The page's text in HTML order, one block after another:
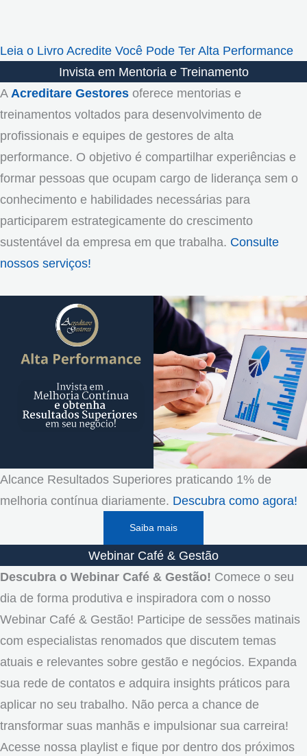
Leia o Livro Acredite Você Pode Ter Alta Performance
Invista em Mentoria e Treinamento
A Acreditare Gestores oferece mentorias e
treinamentos voltados para desenvolvimento de
profissionais e equipes de gestores de alta
performance. O objetivo é compartilhar experiências e
formar pessoas que ocupam cargo de liderança sem o
conhecimento e habilidades necessárias para
participarem estrategicamente do crescimento
sustentável da empresa em que trabalha. Consulte
nossos serviços!
Alcance Resultados Superiores praticando 1% de
melhoria contínua diariamente. Descubra como agora!
Saiba mais
Webinar Café & Gestão
Descubra o Webinar Café & Gestão! Comece o seu
dia de forma produtiva e inspiradora com o nosso
Webinar Café & Gestão! Participe de sessões matinais
com especialistas renomados que discutem temas
atuais e relevantes sobre gestão e negócios. Expanda
sua rede de contatos e adquira insights práticos para
aplicar no seu trabalho. Não perca a chance de
transformar suas manhãs e impulsionar sua carreira!
Acesse nossa playlist e fique por dentro dos próximos